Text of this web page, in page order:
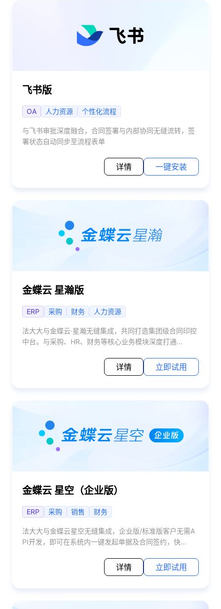
飞书版
OA 人力资源 个性化流程
与飞书审批深度融合，合同签署与内部协同无缝流转，签
署状态自动同步至流程表单
详情 一键安装
金蝶云 星瀚版
ERP 采购 财务 人力资源
法大大与金蝶云·星瀚无缝集成，共同打造集团级合同印控
中台。与采购、HR、财务等核心业务模块深度打通...
详情 立即试用
金蝶云 星空（企业版）
ERP 采购 销售 财务
法大大与金蝶云星空无缝集成，企业版/标准版客户无需A
PI开发，即可在系统内一键发起单据及合同签约，快...
详情 立即试用